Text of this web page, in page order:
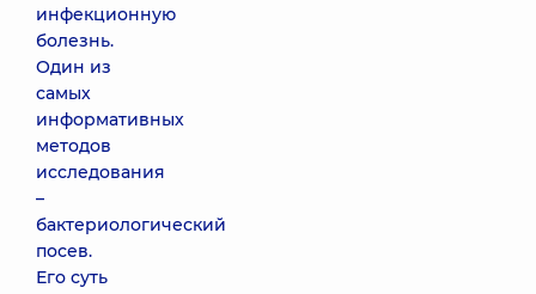
инфекционную
болезнь.
Один из
самых
информативных
методов
исследования
–
бактериологический
посев.
Его суть